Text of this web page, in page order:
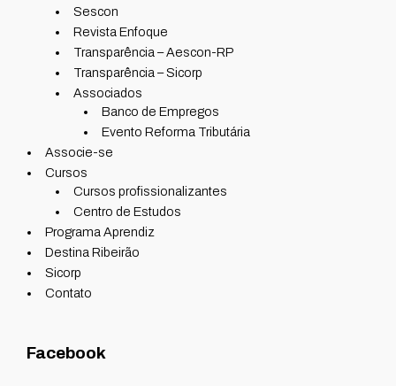
Sescon
Revista Enfoque
Transparência – Aescon-RP
Transparência – Sicorp
Associados
Banco de Empregos
Evento Reforma Tributária
Associe-se
Cursos
Cursos profissionalizantes
Centro de Estudos
Programa Aprendiz
Destina Ribeirão
Sicorp
Contato
Facebook